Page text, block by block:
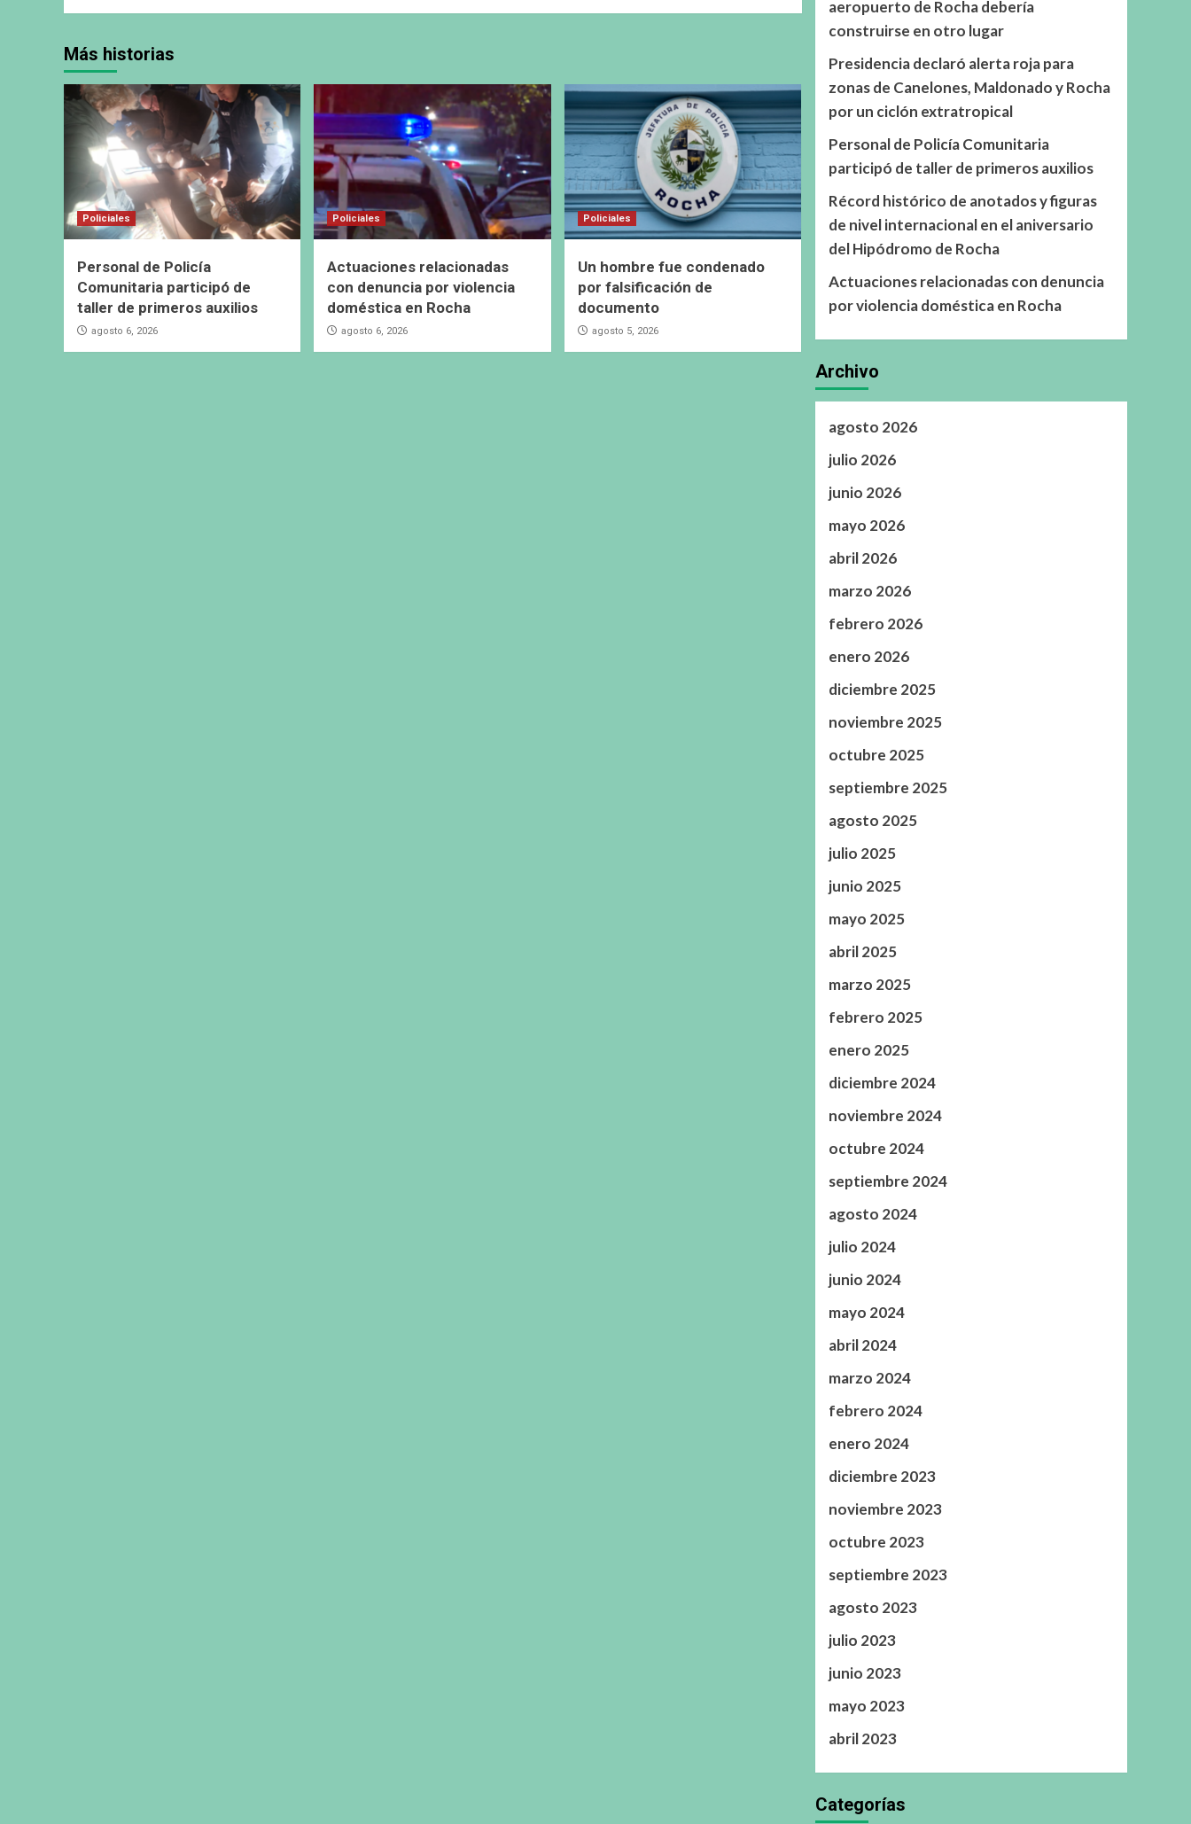
Más historias
Policiales
Personal de Policía
Comunitaria participó de
taller de primeros auxilios
agosto 6, 2026
Policiales
Actuaciones relacionadas
con denuncia por violencia
doméstica en Rocha
agosto 6, 2026
Policiales
Un hombre fue condenado
por falsificación de
documento
agosto 5, 2026
aeropuerto de Rocha debería
construirse en otro lugar
Presidencia declaró alerta roja para
zonas de Canelones, Maldonado y Rocha
por un ciclón extratropical
Personal de Policía Comunitaria
participó de taller de primeros auxilios
Récord histórico de anotados y figuras
de nivel internacional en el aniversario
del Hipódromo de Rocha
Actuaciones relacionadas con denuncia
por violencia doméstica en Rocha
Archivo
agosto 2026
julio 2026
junio 2026
mayo 2026
abril 2026
marzo 2026
febrero 2026
enero 2026
diciembre 2025
noviembre 2025
octubre 2025
septiembre 2025
agosto 2025
julio 2025
junio 2025
mayo 2025
abril 2025
marzo 2025
febrero 2025
enero 2025
diciembre 2024
noviembre 2024
octubre 2024
septiembre 2024
agosto 2024
julio 2024
junio 2024
mayo 2024
abril 2024
marzo 2024
febrero 2024
enero 2024
diciembre 2023
noviembre 2023
octubre 2023
septiembre 2023
agosto 2023
julio 2023
junio 2023
mayo 2023
abril 2023
Categorías